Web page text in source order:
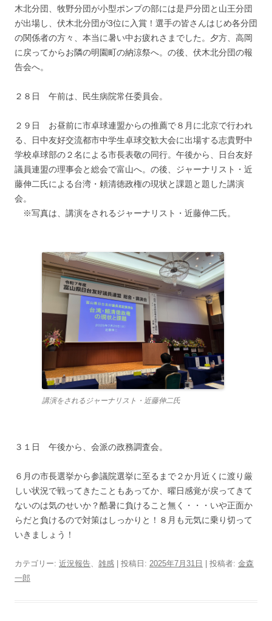
木北分団、牧野分団が小型ポンプの部には是戸分団と山王分団
が出場し、伏木北分団が3位に入賞！選手の皆さんはじめ各分団
の関係者の方々、本当に暑い中お疲れさまでした。夕方、高岡
に戻ってからお隣の明園町の納涼祭へ。の後、伏木北分団の報
告会へ。
２８日 午前は、民生病院常任委員会。
２９日 お昼前に市卓球連盟からの推薦で８月に北京で行われ
る、日中友好交流都市中学生卓球交歓大会に出場する志貴野中
学校卓球部の２名による市長表敬の同行。午後から、日台友好
議員連盟の理事会と総会で富山へ。の後、ジャーナリスト・近
藤伸二氏による台湾・頼清徳政権の現状と課題と題した講演
会。
※写真は、講演をされるジャーナリスト・近藤伸二氏。
講演をされるジャーナリスト・近藤伸二氏
３１日 午後から、会派の政務調査会。
６月の市長選挙から参議院選挙に至るまで２か月近くに渡り厳
しい状況で戦ってきたこともあってか、曜日感覚が戻ってきて
ないのは気のせいか？酷暑に負けること無く・・・いや正面か
らだと負けるので対策はしっかりと！８月も元気に乗り切って
いきましょう！
カテゴリー: 近況報告、 雑感 | 投稿日: 2025年7月31日 投稿者: 金森
一郎